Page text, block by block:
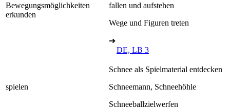
Bewegungsmöglichkeiten
erkunden
fallen und aufstehen
Wege und Figuren treten
➔
DE, LB 3
spielen
Schnee als Spielmaterial entdecken
Schneemann, Schneehöhle
Schneeballzielwerfen